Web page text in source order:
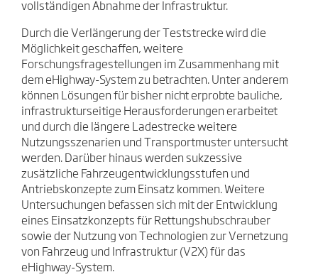
vollständigen Abnahme der Infrastruktur.
Durch die Verlängerung der Teststrecke wird die
Möglichkeit geschaffen, weitere
Forschungsfragestellungen im Zusammenhang mit
dem eHighway-System zu betrachten. Unter anderem
können Lösungen für bisher nicht erprobte bauliche,
infrastrukturseitige Herausforderungen erarbeitet
und durch die längere Ladestrecke weitere
Nutzungsszenarien und Transportmuster untersucht
werden. Darüber hinaus werden sukzessive
zusätzliche Fahrzeugentwicklungsstufen und
Antriebskonzepte zum Einsatz kommen. Weitere
Untersuchungen befassen sich mit der Entwicklung
eines Einsatzkonzepts für Rettungshubschrauber
sowie der Nutzung von Technologien zur Vernetzung
von Fahrzeug und Infrastruktur (V2X) für das
eHighway-System.